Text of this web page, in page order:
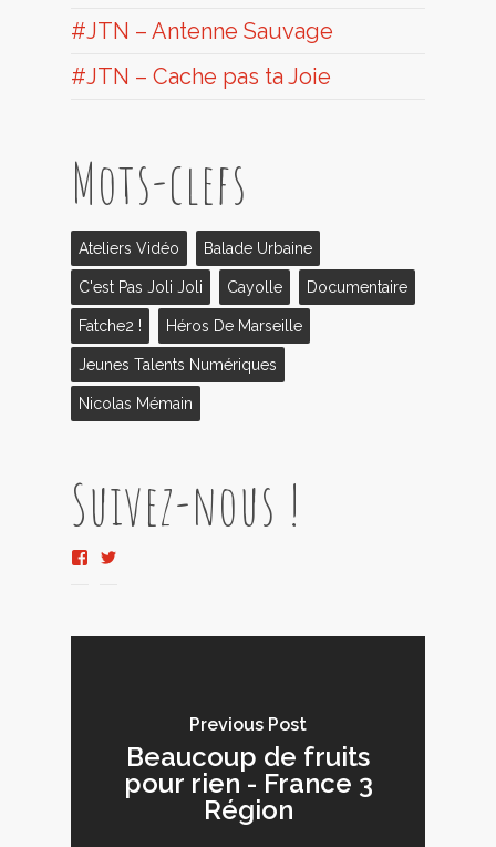
#JTN – Antenne Sauvage
#JTN – Cache pas ta Joie
Mots-clefs
Ateliers Vidéo Balade Urbaine
C'est Pas Joli Joli Cayolle Documentaire
Fatche2 ! Héros De Marseille
Jeunes Talents Numériques
Nicolas Mémain
Suivez-nous !
Voir
Previous Post
Beaucoup de fruits
pour rien - France 3
Région